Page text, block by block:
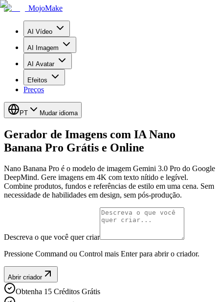
MojoMake
AI Vídeo
AI Imagem
AI Avatar
Efeitos
Preços
PT Mudar idioma
Gerador de Imagens com IA Nano
Banana Pro Grátis e Online
Nano Banana Pro é o modelo de imagem Gemini 3.0 Pro do Google
DeepMind. Gere imagens em 4K com texto nítido e legível.
Combine produtos, fundos e referências de estilo em uma cena. Sem
necessidade de habilidades em design, sem pós-produção.
Descreva o que você quer criar
Pressione Command ou Control mais Enter para abrir o criador.
Abrir criador
Obtenha 15 Créditos Grátis